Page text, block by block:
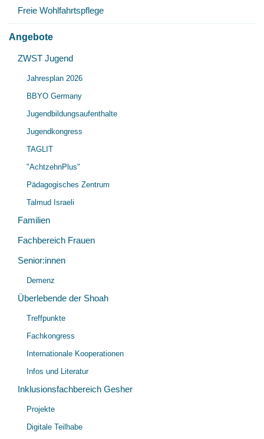
Freie Wohlfahrtspflege
Angebote
ZWST Jugend
Jahresplan 2026
BBYO Germany
Jugendbildungsaufenthalte
Jugendkongress
TAGLIT
"AchtzehnPlus"
Pädagogisches Zentrum
Talmud Israeli
Familien
Fachbereich Frauen
Senior:innen
Demenz
Überlebende der Shoah
Treffpunkte
Fachkongress
Internationale Kooperationen
Infos und Literatur
Inklusionsfachbereich Gesher
Projekte
Digitale Teilhabe